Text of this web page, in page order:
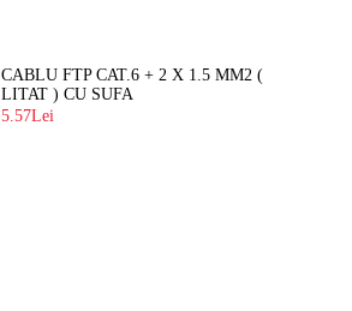
CABLU FTP CAT.6 + 2 X 1.5 MM2 (
LITAT ) CU SUFA
5.57Lei